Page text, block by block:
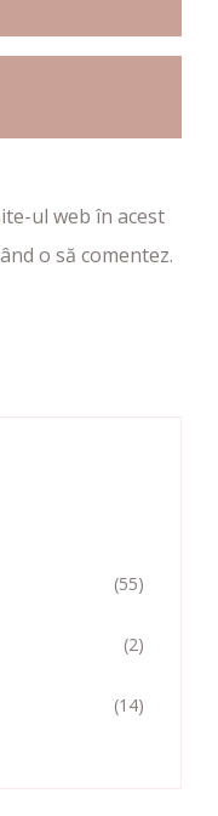
ul web în acest
o să comentez.
(55)
(2)
(14)